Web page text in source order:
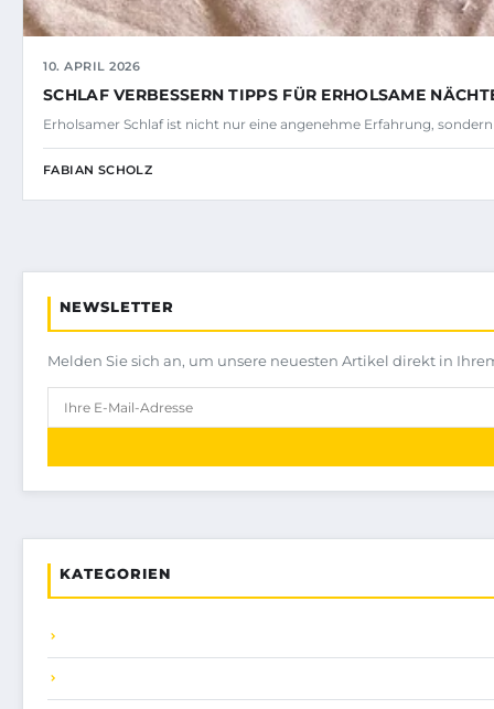
10. APRIL 2026
SCHLAF VERBESSERN TIPPS FÜR ERHOLSAME
Erholsamer Schlaf ist nicht nur eine angenehme Erfahrung,
FABIAN SCHOLZ
NEWSLETTER
Melden Sie sich an, um unsere neuesten Artikel direkt in
KATEGORIEN